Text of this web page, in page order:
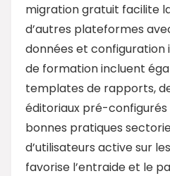
migration gratuit facilite
d’autres plateformes
données et configuration
de formation incluent
templates de rapports,
éditoriaux pré-configurés
bonnes pratiques
d’utilisateurs active sur
favorise l’entraide et le